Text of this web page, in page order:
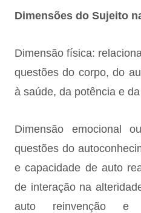
Dimensões do Sujeito
Dimensão física:
questões do corpo, do
à saúde, da potência e
Dimensão emocional
questões do
e capacidade de auto
de interação na
auto reinvenção e